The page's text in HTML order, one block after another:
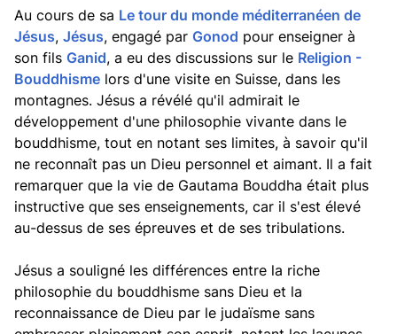
Au cours de sa Le tour du monde méditerranéen de
Jésus, Jésus, engagé par Gonod pour enseigner à
son fils Ganid, a eu des discussions sur le Religion -
Bouddhisme lors d'une visite en Suisse, dans les
montagnes. Jésus a révélé qu'il admirait le
développement d'une philosophie vivante dans le
bouddhisme, tout en notant ses limites, à savoir qu'il
ne reconnaît pas un Dieu personnel et aimant. Il a fait
remarquer que la vie de Gautama Bouddha était plus
instructive que ses enseignements, car il s'est élevé
au-dessus de ses épreuves et de ses tribulations.
Jésus a souligné les différences entre la riche
philosophie du bouddhisme sans Dieu et la
reconnaissance de Dieu par le judaïsme sans